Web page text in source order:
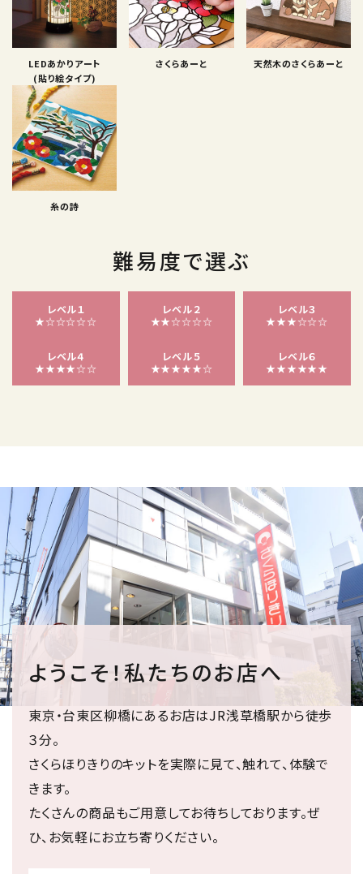
LEDあかりアート
(貼り絵タイプ)
さくらあーと 天然木のさくらあーと
糸の詩
難易度で選ぶ
レベル１
★☆☆☆☆☆
レベル２
★★☆☆☆☆
レベル３
★★★☆☆☆
レベル４
★★★★☆☆
レベル５
★★★★★☆
レベル６
★★★★★★
ようこそ！私たちのお店へ
東京・台東区柳橋にあるお店はJR浅草橋駅から徒歩
３分。
さくらほりきりのキットを実際に見て、触れて、体験で
きます。
たくさんの商品もご用意してお待ちしております。ぜ
ひ、お気軽にお立ち寄りください。